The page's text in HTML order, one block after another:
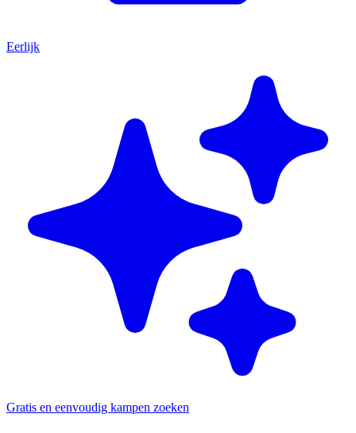
Eerlijk
Gratis en eenvoudig kampen zoeken